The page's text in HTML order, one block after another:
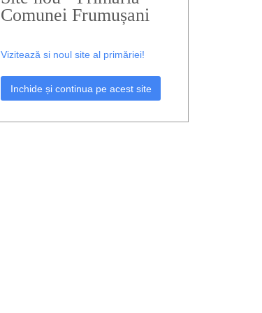
Comunei Frumușani
Vizitează si noul site al primăriei!
Inchide și continua pe acest site